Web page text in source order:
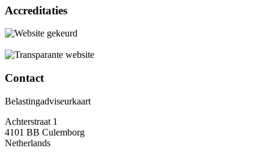
Accreditaties
Contact
Belastingadviseurkaart
Achterstraat 1
4101 BB Culemborg
Netherlands